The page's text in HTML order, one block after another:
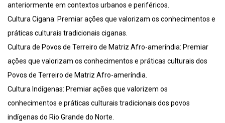
anteriormente em contextos urbanos e periféricos.
Cultura Cigana: Premiar ações que valorizam os conhecimentos e
práticas culturais tradicionais ciganas.
Cultura de Povos de Terreiro de Matriz Afro-ameríndia: Premiar
ações que valorizam os conhecimentos e práticas culturais dos
Povos de Terreiro de Matriz Afro-ameríndia.
Cultura Indígenas: Premiar ações que valorizem os
conhecimentos e práticas culturais tradicionais dos povos
indígenas do Rio Grande do Norte.